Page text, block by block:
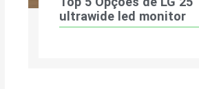
ultrawide led monitor